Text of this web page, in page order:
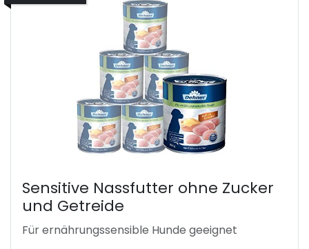
Sensitive Nassfutter ohne Zucker
und Getreide
Für ernährungssensible Hunde geeignet